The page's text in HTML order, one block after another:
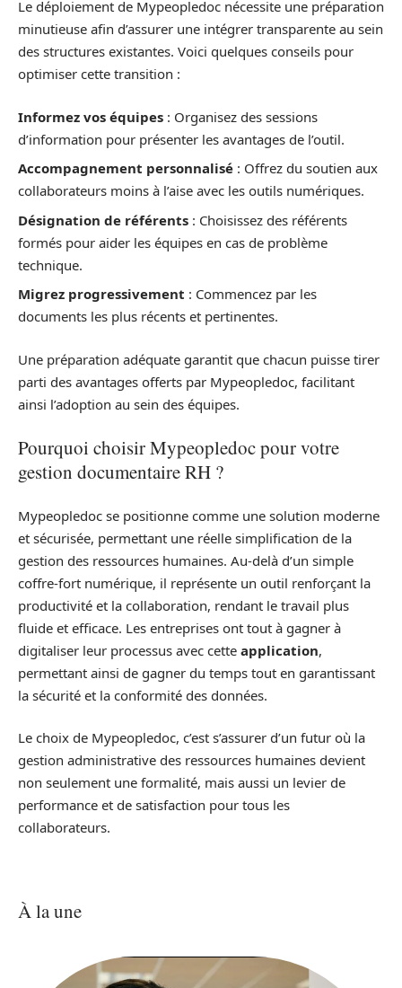
Le déploiement de Mypeopledoc nécessite une préparation
minutieuse afin d’assurer une intégrer transparente au sein
des structures existantes. Voici quelques conseils pour
optimiser cette transition :
Informez vos équipes : Organisez des sessions
d’information pour présenter les avantages de l’outil.
Accompagnement personnalisé : Offrez du soutien aux
collaborateurs moins à l’aise avec les outils numériques.
Désignation de référents : Choisissez des référents
formés pour aider les équipes en cas de problème
technique.
Migrez progressivement : Commencez par les
documents les plus récents et pertinentes.
Une préparation adéquate garantit que chacun puisse tirer
parti des avantages offerts par Mypeopledoc, facilitant
ainsi l’adoption au sein des équipes.
Pourquoi choisir Mypeopledoc pour votre
gestion documentaire RH ?
Mypeopledoc se positionne comme une solution moderne
et sécurisée, permettant une réelle simplification de la
gestion des ressources humaines. Au-delà d’un simple
coffre-fort numérique, il représente un outil renforçant la
productivité et la collaboration, rendant le travail plus
fluide et efficace. Les entreprises ont tout à gagner à
digitaliser leur processus avec cette application,
permettant ainsi de gagner du temps tout en garantissant
la sécurité et la conformité des données.
Le choix de Mypeopledoc, c’est s’assurer d’un futur où la
gestion administrative des ressources humaines devient
non seulement une formalité, mais aussi un levier de
performance et de satisfaction pour tous les
collaborateurs.
À la une